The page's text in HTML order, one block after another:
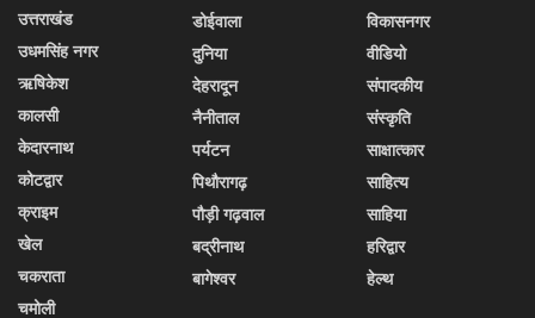
उत्तराखंड
उधमसिंह नगर
ऋषिकेश
कालसी
केदारनाथ
कोटद्वार
क्राइम
खेल
चकराता
चमोली
डोईवाला
दुनिया
देहरादून
नैनीताल
पर्यटन
पिथौरागढ़
पौड़ी गढ़वाल
बद्रीनाथ
बागेश्वर
विकासनगर
वीडियो
संपादकीय
संस्कृति
साक्षात्कार
साहित्य
साहिया
हरिद्वार
हेल्थ